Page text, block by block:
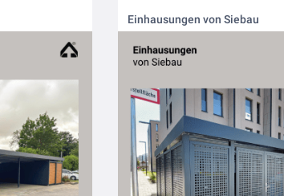
Einhausungen von Siebau